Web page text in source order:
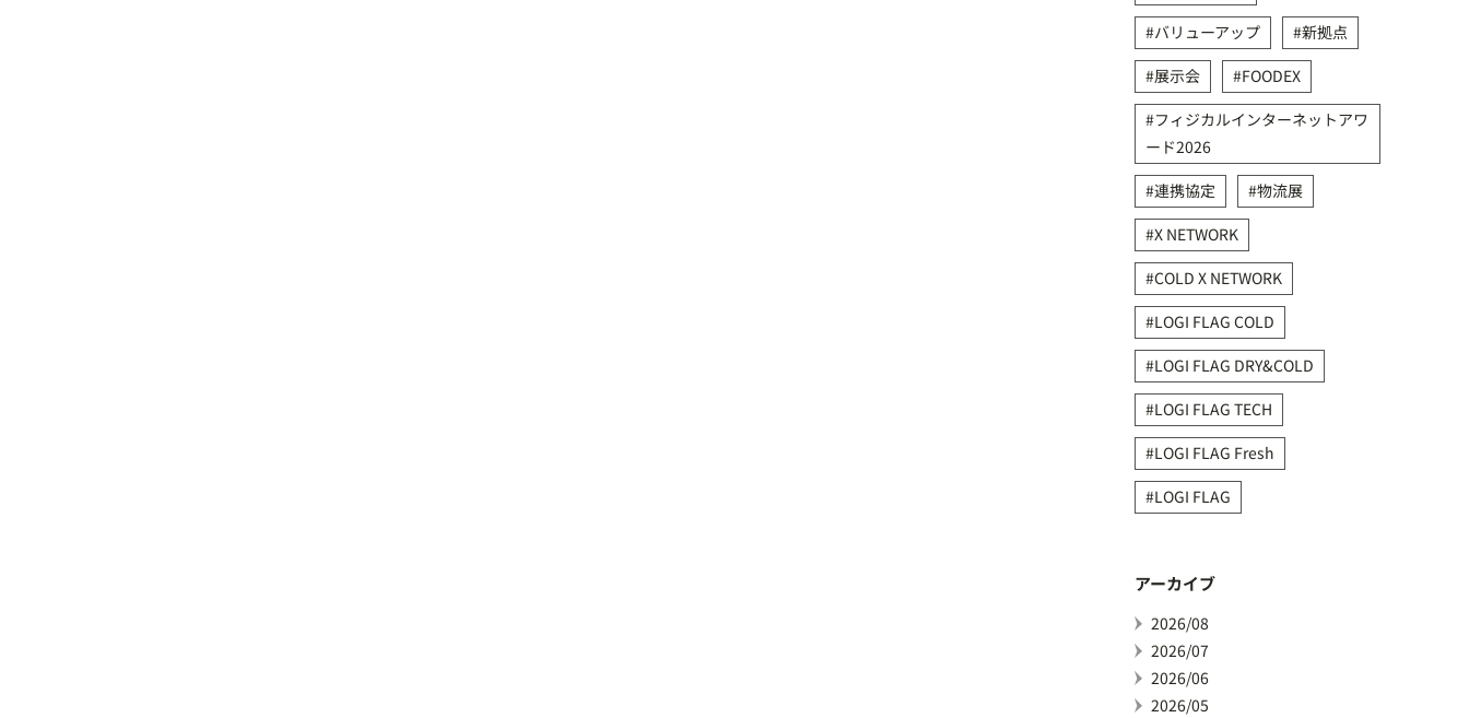
バリューアップ
新拠点
展示会
FOODEX
フィジカルインターネットアワ
ード2026
連携協定
物流展
X NETWORK
COLD X NETWORK
LOGI FLAG COLD
LOGI FLAG DRY&COLD
LOGI FLAG TECH
LOGI FLAG Fresh
LOGI FLAG
アーカイブ
2026/08
2026/07
2026/06
2026/05